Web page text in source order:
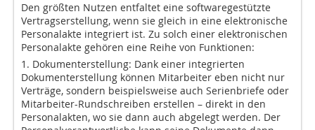
Den größten Nutzen entfaltet eine softwaregestützte
Vertragserstellung, wenn sie gleich in eine elektronische
Personalakte integriert ist. Zu solch einer elektronischen
Personalakte gehören eine Reihe von Funktionen:
1. Dokumenterstellung: Dank einer integrierten
Dokumenterstellung können Mitarbeiter eben nicht nur
Verträge, sondern beispielsweise auch Serienbriefe oder
Mitarbeiter-Rundschreiben erstellen – direkt in den
Personalakten, wo sie dann auch abgelegt werden. Der